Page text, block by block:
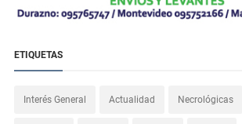
ETIQUETAS
Interés General Actualidad Necrológicas